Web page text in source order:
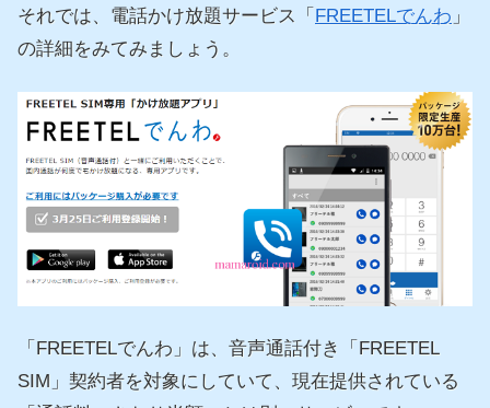
それでは、電話かけ放題サービス「 FREETELでんわ 」
の詳細をみてみましょう。
「FREETELでんわ」は、音声通話付き「FREETEL
SIM」契約者を対象にしていて、現在提供されている